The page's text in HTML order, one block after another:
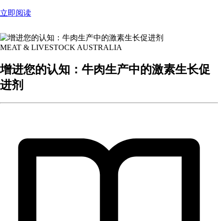
立即阅读
MEAT & LIVESTOCK AUSTRALIA
增进您的认知：牛肉生产中的激素生长促
进剂